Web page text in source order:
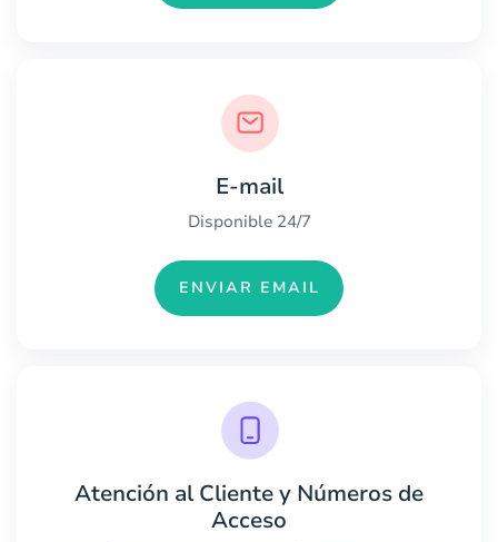
E-mail
Disponible 24/7
ENVIAR EMAIL
Atención al Cliente y Números de
Acceso